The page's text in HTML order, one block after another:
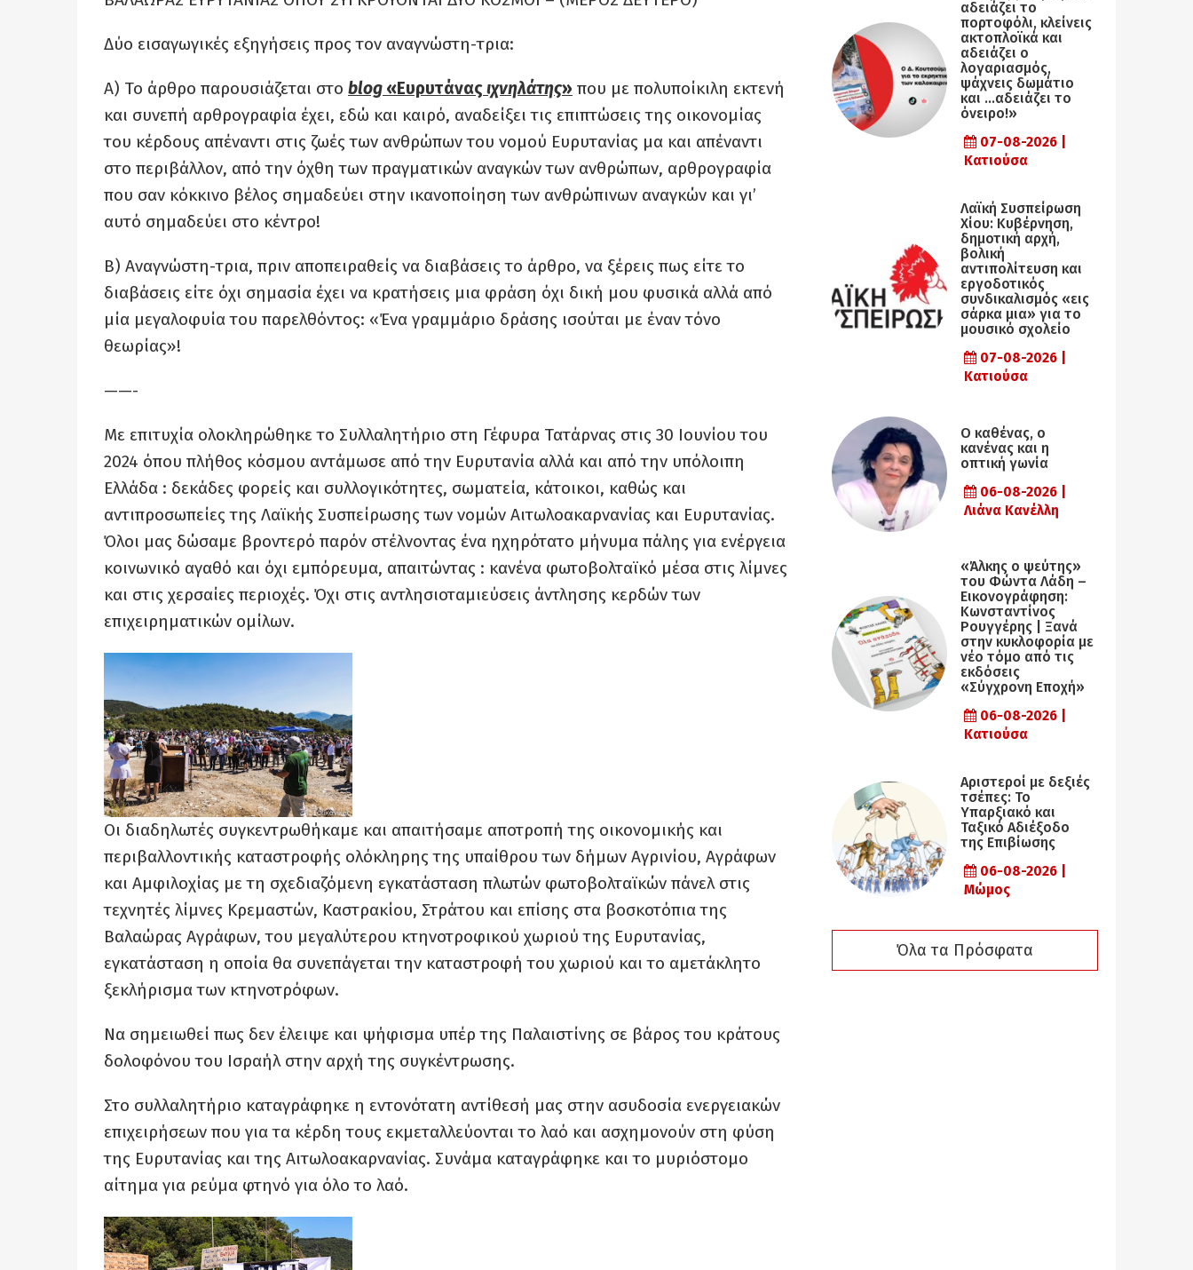
Δύο εισαγωγικές εξηγήσεις προς τον αναγνώστη-τρια:
Α) Το άρθρο παρουσιάζεται στο blog «Ευρυτάναςιχνηλάτης» που με πολυποίκιλη εκτενή
και συνεπή αρθρογραφία έχει, εδώ και καιρό, αναδείξει τις επιπτώσεις της οικονομίας
του κέρδους απέναντι στις ζωές των ανθρώπων του νομού Ευρυτανίας μα και απέναντι
στο περιβάλλον, από την όχθη των πραγματικών αναγκών των ανθρώπων, αρθρογραφία
που σαν κόκκινο βέλος σημαδεύει στην ικανοποίηση των ανθρώπινων αναγκών και γι’
αυτό σημαδεύει στο κέντρο!
Β) Αναγνώστη-τρια, πριν αποπειραθείς να διαβάσεις το άρθρο, να ξέρεις πως είτε το
διαβάσεις είτε όχι σημασία έχει να κρατήσεις μια φράση όχι δική μου φυσικά αλλά από
μία μεγαλοφυία του παρελθόντος: «Ένα γραμμάριο δράσης ισούται με έναν τόνο
θεωρίας»!
——-
Με επιτυχία ολοκληρώθηκε το Συλλαλητήριο στη Γέφυρα Τατάρνας στις 30 Ιουνίου του
2024 όπου πλήθος κόσμου αντάμωσε από την Ευρυτανία αλλά και από την υπόλοιπη
Ελλάδα : δεκάδες φορείς και συλλογικότητες, σωματεία, κάτοικοι, καθώς και
αντιπροσωπείες της Λαϊκής Συσπείρωσης των νομών Αιτωλοακαρνανίας και Ευρυτανίας.
Όλοι μας δώσαμε βροντερό παρόν στέλνοντας ένα ηχηρότατο μήνυμα πάλης για ενέργεια
κοινωνικό αγαθό και όχι εμπόρευμα, απαιτώντας : κανένα φωτοβολταϊκό μέσα στις λίμνες
και στις χερσαίες περιοχές. Όχι στις αντλησιοταμιεύσεις άντλησης κερδών των
επιχειρηματικών ομίλων.
Οι διαδηλωτές συγκεντρωθήκαμε και απαιτήσαμε αποτροπή της οικονομικής και
περιβαλλοντικής καταστροφής ολόκληρης της υπαίθρου των δήμων Αγρινίου, Αγράφων
και Αμφιλοχίας με τη σχεδιαζόμενη εγκατάσταση πλωτών φωτοβολταϊκών πάνελ στις
τεχνητές λίμνες Κρεμαστών, Καστρακίου, Στράτου και επίσης στα βοσκοτόπια της
Βαλαώρας Αγράφων, του μεγαλύτερου κτηνοτροφικού χωριού της Ευρυτανίας,
εγκατάσταση η οποία θα συνεπάγεται την καταστροφή του χωριού και το αμετάκλητο
ξεκλήρισμα των κτηνοτρόφων.
Να σημειωθεί πως δεν έλειψε και ψήφισμα υπέρ της Παλαιστίνης σε βάρος του κράτους
δολοφόνου του Ισραήλ στην αρχή της συγκέντρωσης.
Στο συλλαλητήριο καταγράφηκε η εντονότατη αντίθεσή μας στην ασυδοσία ενεργειακών
επιχειρήσεων που για τα κέρδη τους εκμεταλλεύονται το λαό και ασχημονούν στη φύση
της Ευρυτανίας και της Αιτωλοακαρνανίας. Συνάμα καταγράφηκε και το μυριόστομο
αίτημα για ρεύμα φτηνό για όλο το λαό.
αδειάζει το
πορτοφόλι, κλείνεις
ακτοπλοϊκά και
αδειάζει ο
λογαριασμός,
ψάχνεις δωμάτιο
και …αδειάζει το
όνειρο!»
07-08-2026 |
Κατιούσα
Λαϊκή Συσπείρωση
Χίου: Κυβέρνηση,
δημοτική αρχή,
βολική
αντιπολίτευση και
εργοδοτικός
συνδικαλισμός «εις
σάρκα μια» για το
μουσικό σχολείο
07-08-2026 |
Κατιούσα
Ο καθένας, ο
κανένας και η
οπτική γωνία
06-08-2026 |
Λιάνα Κανέλλη
«Άλκης ο ψεύτης»
του Φώντα Λάδη –
Εικονογράφηση:
Κωνσταντίνος
Ρουγγέρης | Ξανά
στην κυκλοφορία με
νέο τόμο από τις
εκδόσεις
«Σύγχρονη Εποχή»
06-08-2026 |
Κατιούσα
Αριστεροί με δεξιές
τσέπες: Το
Υπαρξιακό και
Ταξικό Αδιέξοδο
της Επιβίωσης
06-08-2026 |
Μώμος
Όλα τα Πρόσφατα